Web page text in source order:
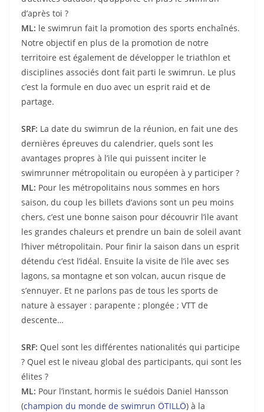
d’après toi ?
ML: le swimrun fait la promotion des sports enchaînés.
Notre objectif en plus de la promotion de notre
territoire est également de développer le triathlon et
disciplines associés dont fait parti le swimrun. Le plus
c’est la formule en duo avec un esprit raid et de
partage.
SRF: La date du swimrun de la réunion, en fait une des
dernières épreuves du calendrier, quels sont les
avantages propres à l’ile qui puissent inciter le
swimrunner métropolitain ou européen à y participer ?
ML: Pour les métropolitains nous sommes en hors
saison, du coup les billets d’avions sont un peu moins
chers, c’est une bonne saison pour découvrir l’ile avant
les grandes chaleurs et prendre un bain de soleil avant
l’hiver métropolitain. Pour finir la saison dans un esprit
détendu c’est l’idéal. Ensuite la visite de l’ile avec ses
lagons, sa montagne et son volcan, aucun risque de
s’ennuyer. Et ne parlons pas de tous les sports de
nature à essayer : parapente ; plongée ; VTT de
descente…
SRF: Quel sont les différentes nationalités qui participe
? Quel est le niveau global des participants, qui sont les
élites ?
ML: Pour l’instant, hormis le suédois Daniel Hansson
(champion du monde de swimrun ÖTILLÖ) à la